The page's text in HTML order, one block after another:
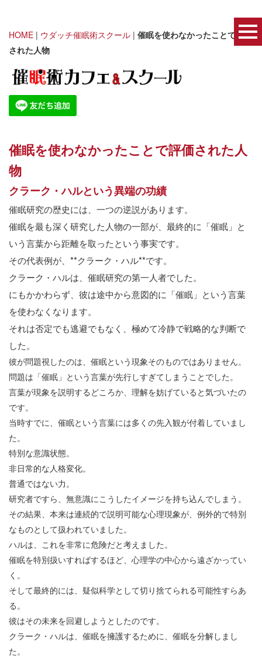
HOME | ウダッチ催眠術スクール | 催眠を使わなかったことで評価
された人物
催眠を使わなかったことで評価された人
物
クラーク・ハルという異端の功績
催眠研究の歴史には、一つの逆説があります。
催眠を最も深く研究した人物の一部が、最終的に「催眠」と
いう言葉から距離を取ったという事実です。
その代表例が、 **クラーク・ハル**です。
クラーク・ハルは、催眠研究の第一人者でした。
にもかかわらず、彼は途中から意図的に「催眠」という言葉
を使わなくなります。
それは否定でも逃避でもなく、極めて冷静で戦略的な判断で
した。
彼が問題視したのは、催眠という現象そのものではありません。
問題は「催眠」という言葉が先行しすぎてしまうことでした。
言葉が現象を説明するどころか、理解を妨げていると気づいたの
です。
当時すでに、催眠という言葉には多くの先入観が付着していまし
た。
特別な意識状態。
非日常的な人格変化。
普通ではない力。
研究者ですら、無意識にこうしたイメージを持ち込んでしまう。
その結果、本来は連続的で説明可能な心理現象が、例外的で特別
なものとして扱われていました。
ハルは、これを非常に危険だと考えました。
催眠を特別扱いすればするほど、心理学の中心から遠ざかってい
く。
そして最終的には、疑似科学として切り捨てられる可能性すらあ
る。
彼はその未来を回避しようとしたのです。
クラーク・ハルは、催眠を擁護するために、催眠を分解しまし
た。